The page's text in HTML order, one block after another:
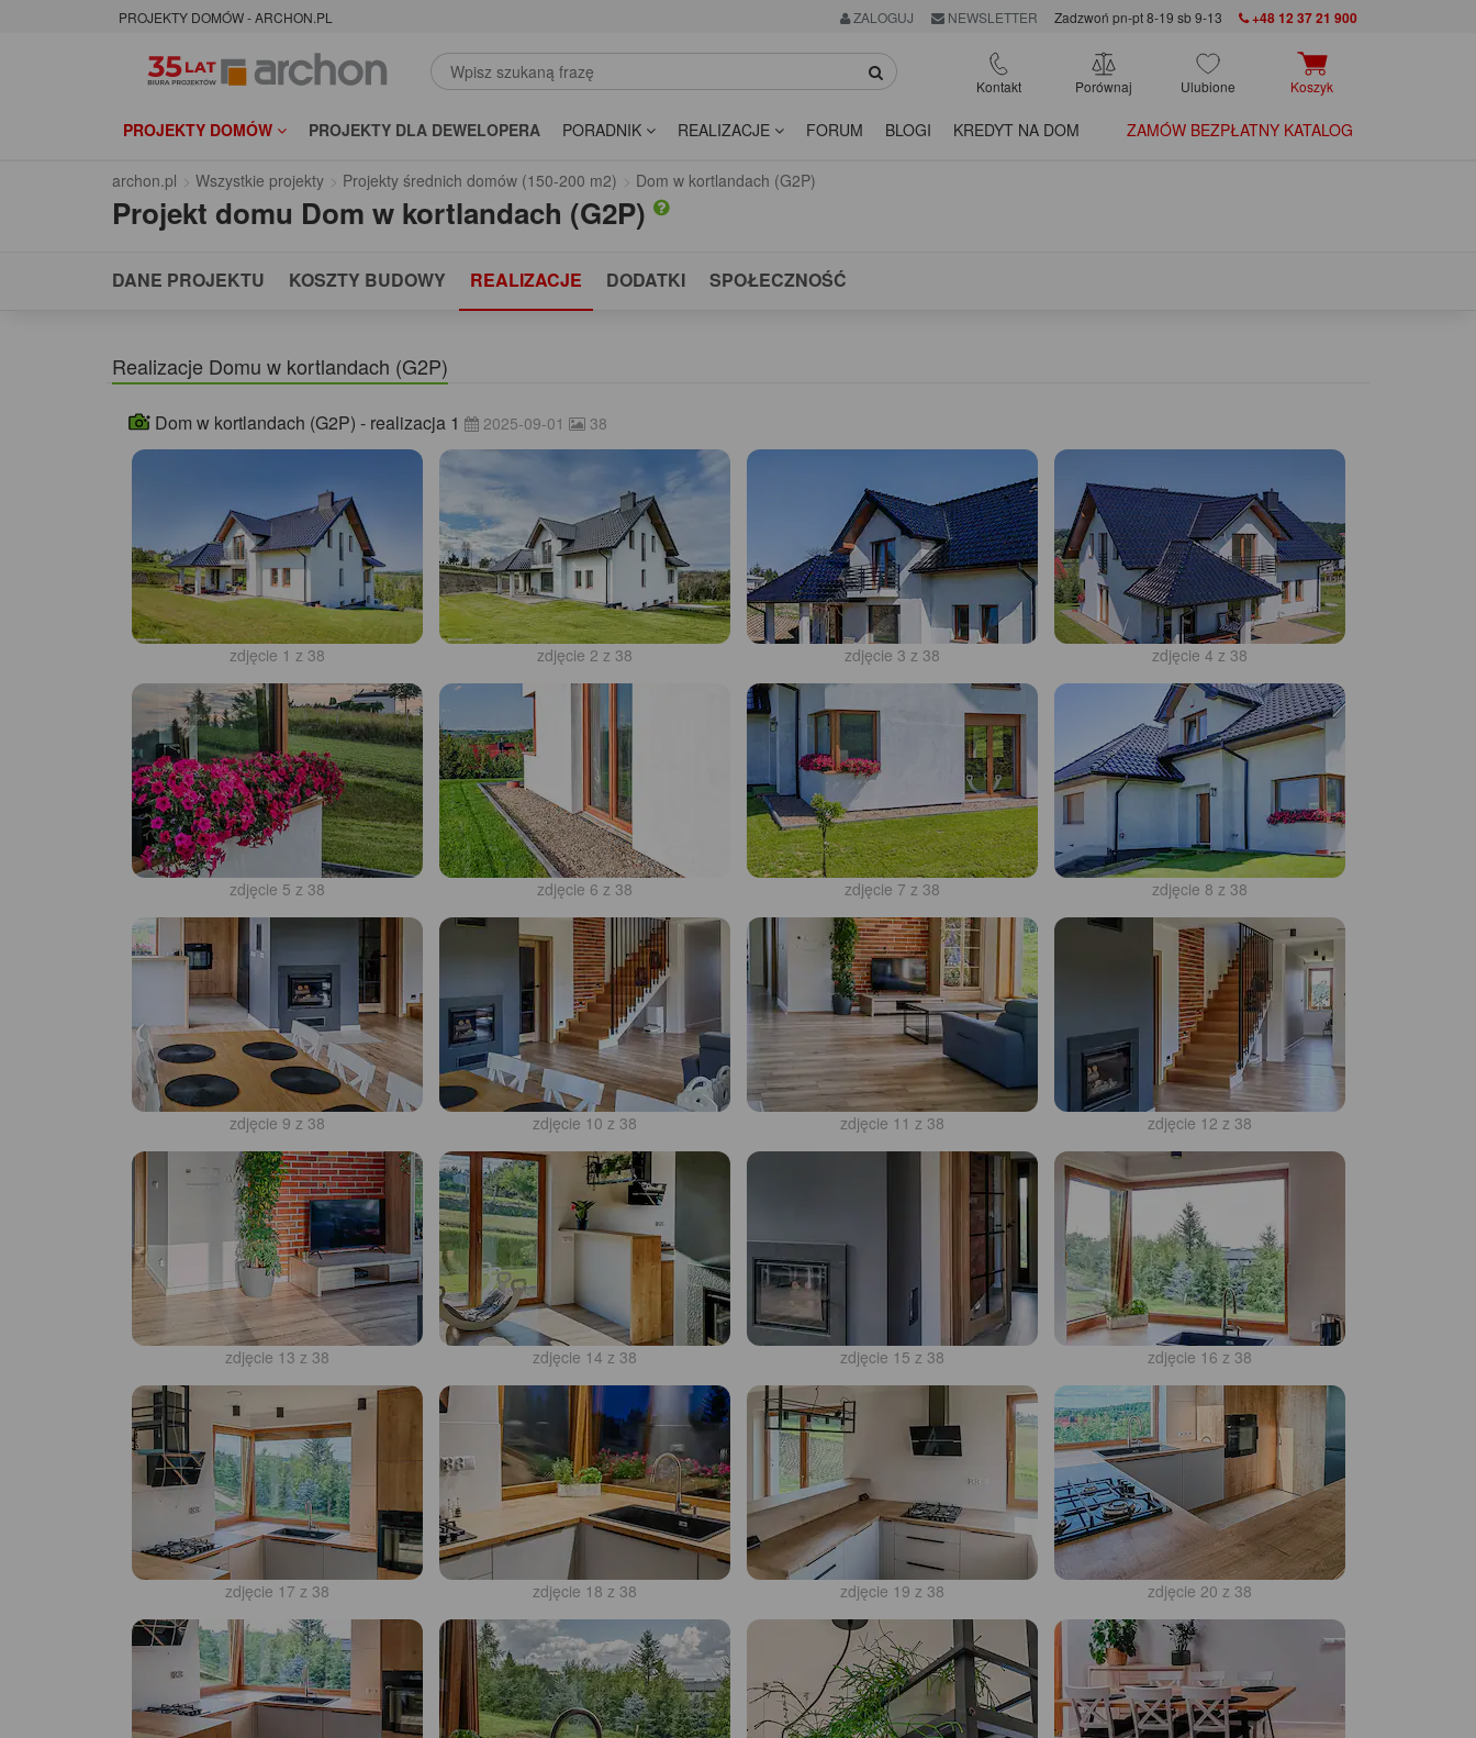
PROJEKTY DOMÓW - ARCHON.PL ZALOGUJ NEWSLETTER Zadzwoń pn-pt 8-19 sb 9-13 +48 12 37 21 900
Kontakt Porównaj Ulubione Koszyk
PROJEKTY DOMÓW PROJEKTY DLA DEWELOPERA PORADNIK REALIZACJE FORUM BLOGI KREDYT NA DOM ZAMÓW BEZPŁATNY KATALOG
archon.pl Wszystkie projekty Projekty średnich domów (150-200 m2) Dom w kortlandach (G2P)
Projekt domu Dom w kortlandach (G2P)
DANE PROJEKTU KOSZTY BUDOWY REALIZACJE DODATKI SPOŁECZNOŚĆ
Realizacje Domu w kortlandach (G2P)
Dom w kortlandach (G2P) - realizacja 1 2025-09-01 38
zdjęcie 1 z 38 zdjęcie 2 z 38 zdjęcie 3 z 38 zdjęcie 4 z 38
zdjęcie 5 z 38 zdjęcie 6 z 38 zdjęcie 7 z 38 zdjęcie 8 z 38
zdjęcie 9 z 38 zdjęcie 10 z 38 zdjęcie 11 z 38 zdjęcie 12 z 38
zdjęcie 13 z 38 zdjęcie 14 z 38 zdjęcie 15 z 38 zdjęcie 16 z 38
zdjęcie 17 z 38 zdjęcie 18 z 38 zdjęcie 19 z 38 zdjęcie 20 z 38